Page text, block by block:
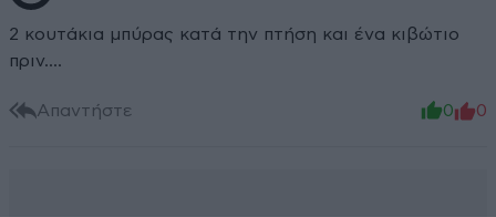
2 κουτάκια μπύρας κατά την πτήση και ένα κιβώτιο
πριν....
Απαντήστε 0 0